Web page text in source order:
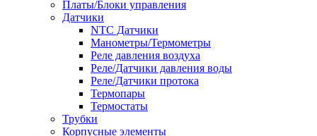
Платы/Блоки управления
Датчики
NTC Датчики
Манометры/Термометры
Реле давления воздуха
Реле/Датчики давления воды
Реле/Датчики протока
Термопары
Термостаты
Трубки
Корпусные элементы